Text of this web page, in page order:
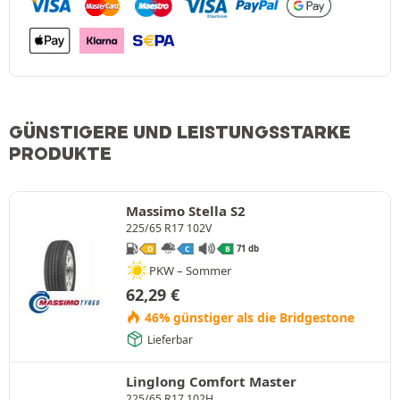
GÜNSTIGERE UND LEISTUNGSSTARKE
PRODUKTE
Massimo Stella S2
225/65 R17 102V
D C B 71 db
PKW – Sommer
62,29 €
46% günstiger als die Bridgestone
Lieferbar
Linglong Comfort Master